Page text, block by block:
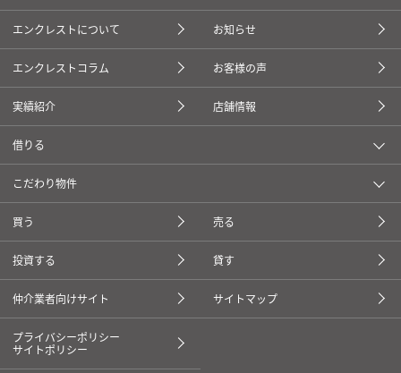
エンクレストについて お知らせ
エンクレストコラム お客様の声
実績紹介 店舗情報
借りる
こだわり物件
買う 売る
投資する 貸す
仲介業者向けサイト サイトマップ
プライバシーポリシー
サイトポリシー